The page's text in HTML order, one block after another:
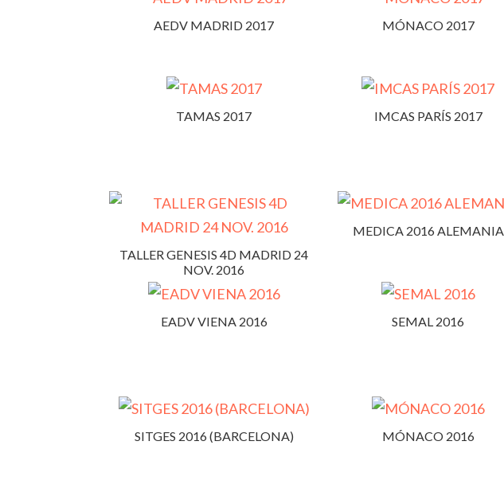
AEDV MADRID 2017
MÓNACO 2017
TAMAS 2017 IMCAS PARÍS 2017
TALLER GENESIS 4D MADRID 24
NOV. 2016
MEDICA 2016 ALEMANIA
EADV VIENA 2016 SEMAL 2016
SITGES 2016 (BARCELONA) MÓNACO 2016